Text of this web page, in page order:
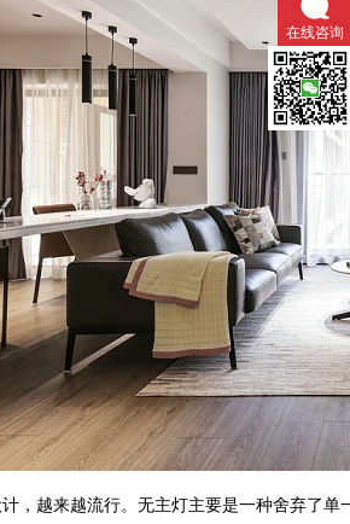
，越来越流行。无主灯主要是一种舍弃了单
在线咨询
微信扫一扫